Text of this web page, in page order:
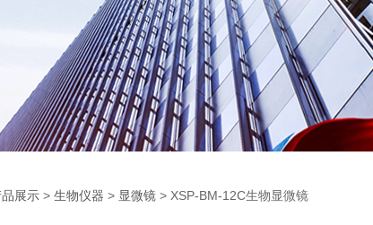
品展示 > 生物仪器 > 显微镜 > XSP-BM-12C生物显微镜